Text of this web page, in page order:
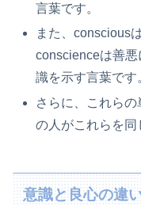
言葉です。
また、conscious
conscienceは善
識を示す言葉です
さらに、これらの
の人がこれらを同
意識と良心の違